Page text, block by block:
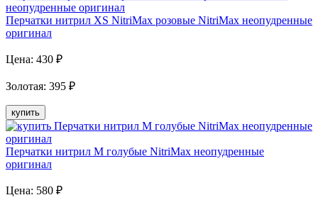
Перчатки нитрил XS NitriMax розовые NitriMax неопудренные
оригинал
Цена: 430 ₽
Золотая: 395 ₽
купить
Перчатки нитрил М голубые NitriMax неопудренные
оригинал
Цена: 580 ₽